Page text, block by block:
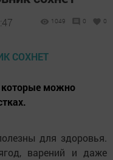
1049 0 0
которые можно
для здоровья.
варений и даже